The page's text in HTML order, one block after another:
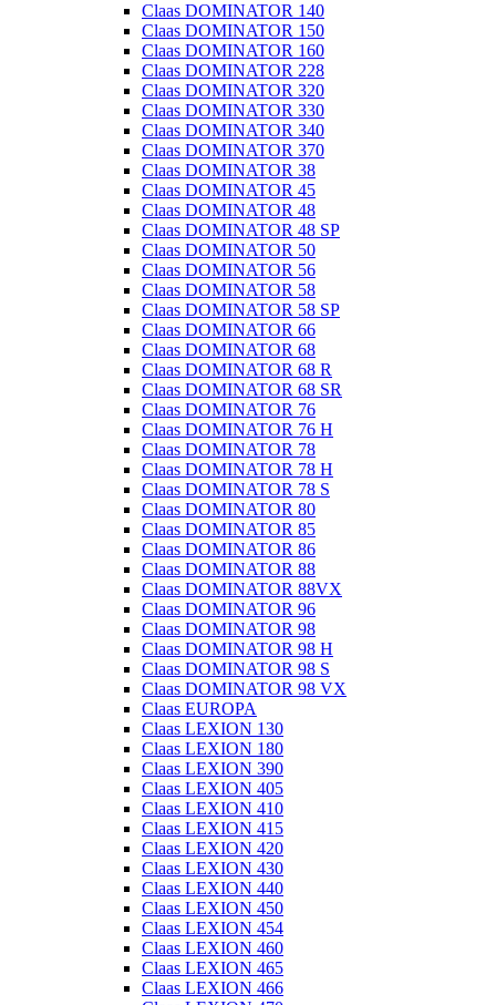
Claas DOMINATOR 140
Claas DOMINATOR 150
Claas DOMINATOR 160
Claas DOMINATOR 228
Claas DOMINATOR 320
Claas DOMINATOR 330
Claas DOMINATOR 340
Claas DOMINATOR 370
Claas DOMINATOR 38
Claas DOMINATOR 45
Claas DOMINATOR 48
Claas DOMINATOR 48 SP
Claas DOMINATOR 50
Claas DOMINATOR 56
Claas DOMINATOR 58
Claas DOMINATOR 58 SP
Claas DOMINATOR 66
Claas DOMINATOR 68
Claas DOMINATOR 68 R
Claas DOMINATOR 68 SR
Claas DOMINATOR 76
Claas DOMINATOR 76 H
Claas DOMINATOR 78
Claas DOMINATOR 78 H
Claas DOMINATOR 78 S
Claas DOMINATOR 80
Claas DOMINATOR 85
Claas DOMINATOR 86
Claas DOMINATOR 88
Claas DOMINATOR 88VX
Claas DOMINATOR 96
Claas DOMINATOR 98
Claas DOMINATOR 98 H
Claas DOMINATOR 98 S
Claas DOMINATOR 98 VX
Claas EUROPA
Claas LEXION 130
Claas LEXION 180
Claas LEXION 390
Claas LEXION 405
Claas LEXION 410
Claas LEXION 415
Claas LEXION 420
Claas LEXION 430
Claas LEXION 440
Claas LEXION 450
Claas LEXION 454
Claas LEXION 460
Claas LEXION 465
Claas LEXION 466